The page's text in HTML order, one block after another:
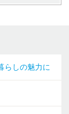
らしの魅力に